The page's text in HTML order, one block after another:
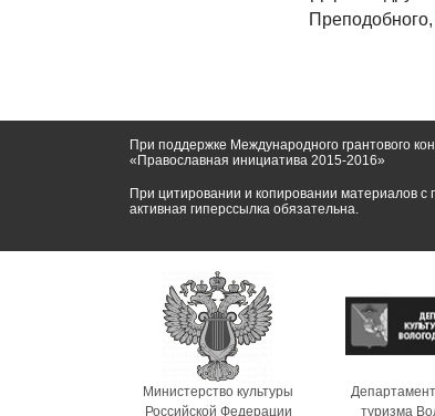
При поддержке Международного грантового
«Православная инициатива 2015-2016»
При цитировании и копировании материалов с
активная гиперссылка обязательна.
Министерство культуры
Российской Федерации
туризма